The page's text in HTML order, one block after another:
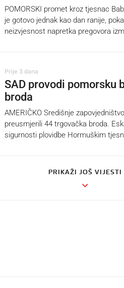
POMORSKI promet kroz tjesnac
je gotovo jednak kao dan ranije,
neizvjesnost napretka pregovora
Prije 3 dana
SAD provodi pomorsku
broda
AMERIČKO Središnje
preusmjerili 44 trgovačka broda.
sigurnosti plovidbe Hormuškim
PRIKAŽI JOŠ VIJESTI